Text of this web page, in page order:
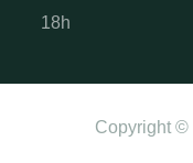
18h
Copyright ©